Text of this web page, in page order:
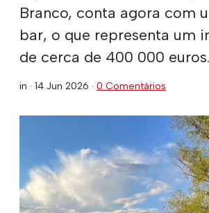
Branco, conta agora com
bar, o que representa um
de cerca de 400 000 euros.
in · 14 Jun 2026 · 0 Comentários